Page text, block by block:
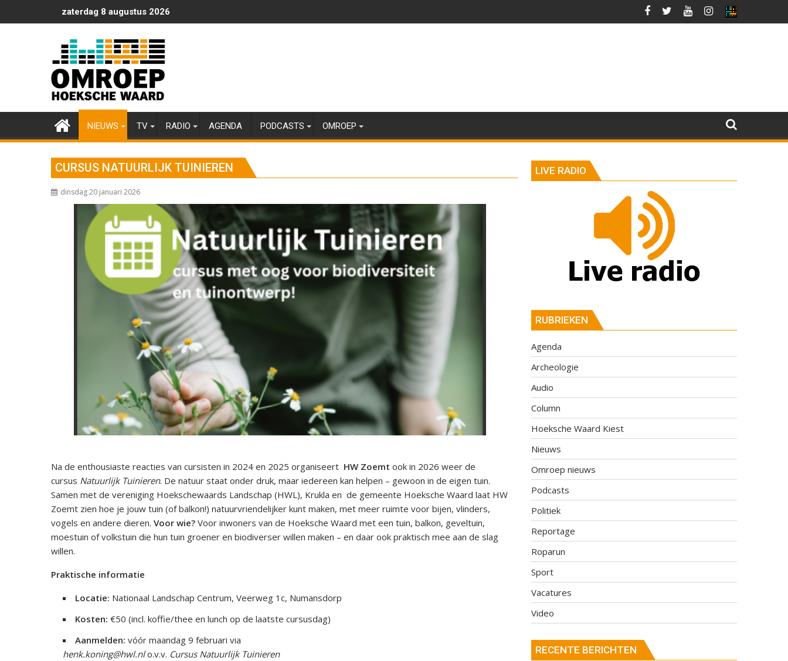
naar
zaterdag 8 augustus 2026
NIEUWS TV RADIO AGENDA PODCASTS OMROEP
CURSUS NATUURLIJK TUINIEREN
dinsdag 20 januari 2026
Na de enthousiaste reacties van cursisten in 2024 en 2025 organiseert HW Zoemt ook in 2026 weer de
cursus Natuurlijk Tuinieren. De natuur staat onder druk, maar iedereen kan helpen – gewoon in de eigen tuin.
Samen met de vereniging Hoekschewaards Landschap (HWL), Krukla en de gemeente Hoeksche Waard laat HW
Zoemt zien hoe je jouw tuin (of balkon!) natuurvriendelijker kunt maken, met meer ruimte voor bijen, vlinders,
vogels en andere dieren. Voor wie? Voor inwoners van de Hoeksche Waard met een tuin, balkon, geveltuin,
moestuin of volkstuin die hun tuin groener en biodiverser willen maken – en daar ook praktisch mee aan de slag
willen.
Praktische informatie
Locatie: Nationaal Landschap Centrum, Veerweg 1c, Numansdorp
Kosten: €50 (incl. koffie/thee en lunch op de laatste cursusdag)
Aanmelden: vóór maandag 9 februari via
henk.koning@hwl.nlo.v.v. Cursus Natuurlijk Tuinieren
LIVE RADIO
RUBRIEKEN
Agenda
Archeologie
Audio
Column
Hoeksche Waard Kiest
Nieuws
Omroep nieuws
Podcasts
Politiek
Reportage
Roparun
Sport
Vacatures
Video
RECENTE BERICHTEN